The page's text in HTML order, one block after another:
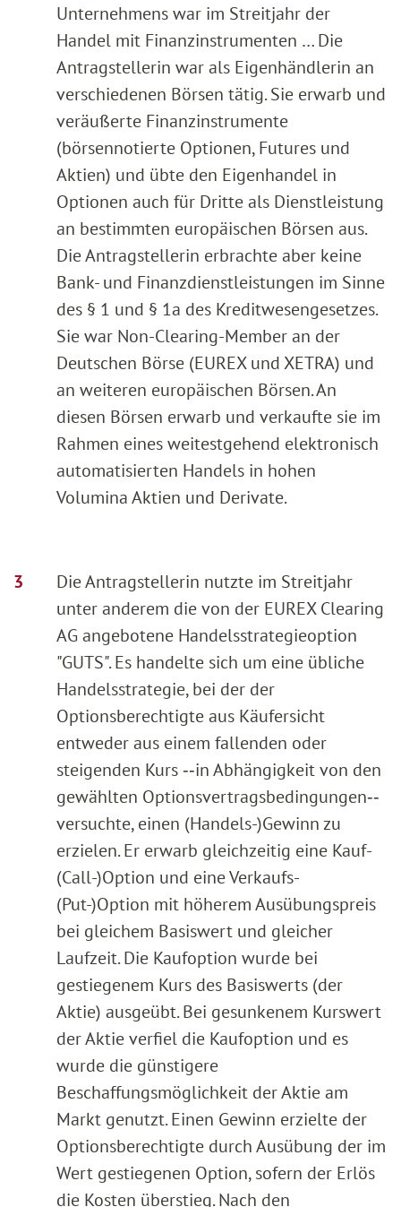
Unternehmens war im Streitjahr der
Handel mit Finanzinstrumenten … Die
Antragstellerin war als Eigenhändlerin an
verschiedenen Börsen tätig. Sie erwarb und
veräußerte Finanzinstrumente
(börsennotierte Optionen, Futures und
Aktien) und übte den Eigenhandel in
Optionen auch für Dritte als Dienstleistung
an bestimmten europäischen Börsen aus.
Die Antragstellerin erbrachte aber keine
Bank- und Finanzdienstleistungen im Sinne
des § 1 und § 1a des Kreditwesengesetzes.
Sie war Non-Clearing-Member an der
Deutschen Börse (EUREX und XETRA) und
an weiteren europäischen Börsen. An
diesen Börsen erwarb und verkaufte sie im
Rahmen eines weitestgehend elektronisch
automatisierten Handels in hohen
Volumina Aktien und Derivate.
Die Antragstellerin nutzte im Streitjahr
unter anderem die von der EUREX Clearing
AG angebotene Handelsstrategieoption
"GUTS". Es handelte sich um eine übliche
Handelsstrategie, bei der der
Optionsberechtigte aus Käufersicht
entweder aus einem fallenden oder
steigenden Kurs ‑‑in Abhängigkeit von den
gewählten Optionsvertragsbedingungen‑‑
versuchte, einen (Handels-)Gewinn zu
erzielen. Er erwarb gleichzeitig eine Kauf-
(Call-)Option und eine Verkaufs-
(Put-)Option mit höherem Ausübungspreis
bei gleichem Basiswert und gleicher
Laufzeit. Die Kaufoption wurde bei
gestiegenem Kurs des Basiswerts (der
Aktie) ausgeübt. Bei gesunkenem Kurswert
der Aktie verfiel die Kaufoption und es
wurde die günstigere
Beschaffungsmöglichkeit der Aktie am
Markt genutzt. Einen Gewinn erzielte der
Optionsberechtigte durch Ausübung der im
Wert gestiegenen Option, sofern der Erlös
die Kosten überstieg. Nach den